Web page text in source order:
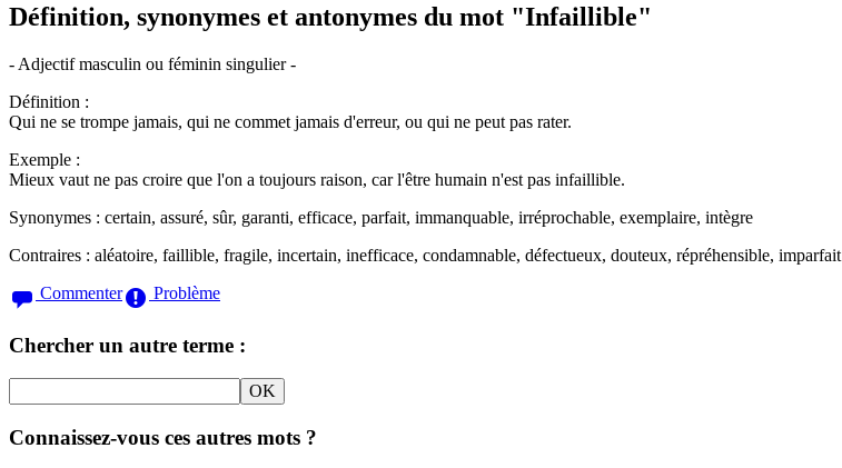
Définition, synonymes et antonymes du mot "Infaillible"
- Adjectif masculin ou féminin singulier -
Définition :
Qui ne se trompe jamais, qui ne commet jamais d'erreur, ou qui ne peut pas rater.
Exemple :
Mieux vaut ne pas croire que l'on a toujours raison, car l'être humain n'est pas infaillible.
Synonymes : certain, assuré, sûr, garanti, efficace, parfait, immanquable, irréprochable, exemplaire, intègre
Contraires : aléatoire, faillible, fragile, incertain, inefficace, condamnable, défectueux, douteux, répréhensible, imparfait
Commenter
Problème
Chercher un autre terme :
Connaissez-vous ces autres mots ?